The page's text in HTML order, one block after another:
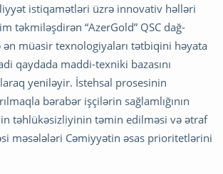
istiqamətləri üzrə innovativ həlləri
təkmiləşdirən “AzerGold” QSC dağ-
ən müasir texnologiyaları tətbiqini həyata
qaydada maddi-texniki bazasını
yeniləyir. İstehsal prosesinin
bərabər işçilərin sağlamlığının
təhlükəsizliyinin təmin edilməsi və ətraf
məsələləri Cəmiyyətin əsas prioritetlərini